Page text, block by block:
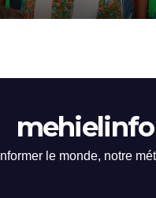
mehielinfo
Informer le monde, notre